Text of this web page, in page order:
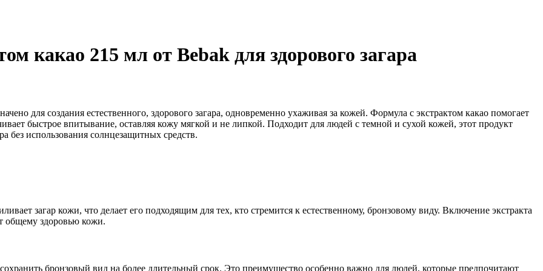
какао 215 мл от Bebak для здорового загара
для создания естественного, здорового загара, одновременно ухаживая за кожей. Формула с экстрактом какао помогает
быстрое впитывание, оставляя кожу мягкой и не липкой. Подходит для людей с темной и сухой кожей, этот продукт
без использования солнцезащитных средств.
загар кожи, что делает его подходящим для тех, кто стремится к естественному, бронзовому виду. Включение экстракта
общему здоровью кожи.
бронзовый вид на более длительный срок. Это преимущество особенно важно для людей, которые предпочитают